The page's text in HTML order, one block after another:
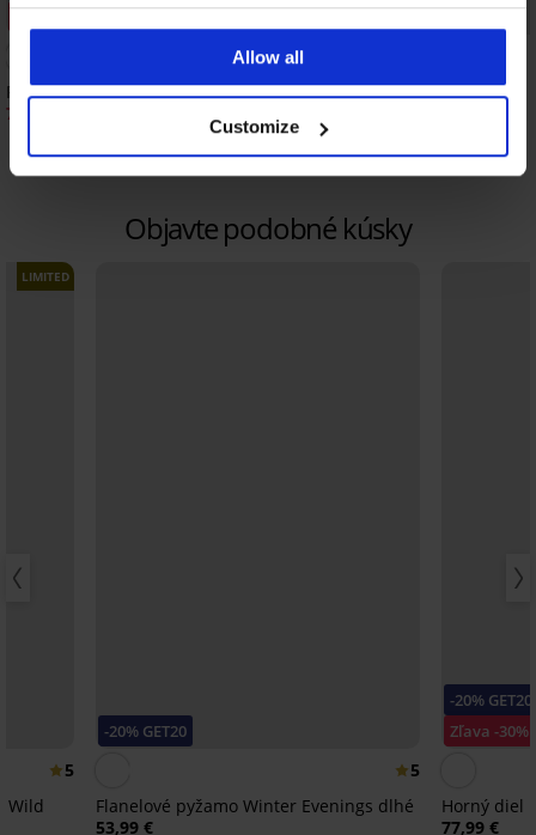
Allow all
Customize
Plážové šaty Iconique Margot
76,50 €
Výpredaj
Plážové šaty Aina
Objavte podobné kúsky
LIMITED
5
Wild
-20% GET20
5
Flanelové pyžamo Winter Evenings dlhé
53,99 €
-20% GET20
Zľava -30%
Horný diel
77,99 €